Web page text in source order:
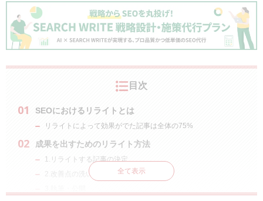
目次
SEOにおけるリライトとは
リライトによって効果がでた記事は全体の75%
成果を出すためのリライト方法
1.リライトする記事の決定
2.改善点の洗い出し
全て表示